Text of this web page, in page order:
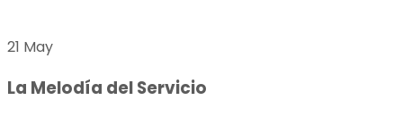
21 May
La Melodía del Servicio